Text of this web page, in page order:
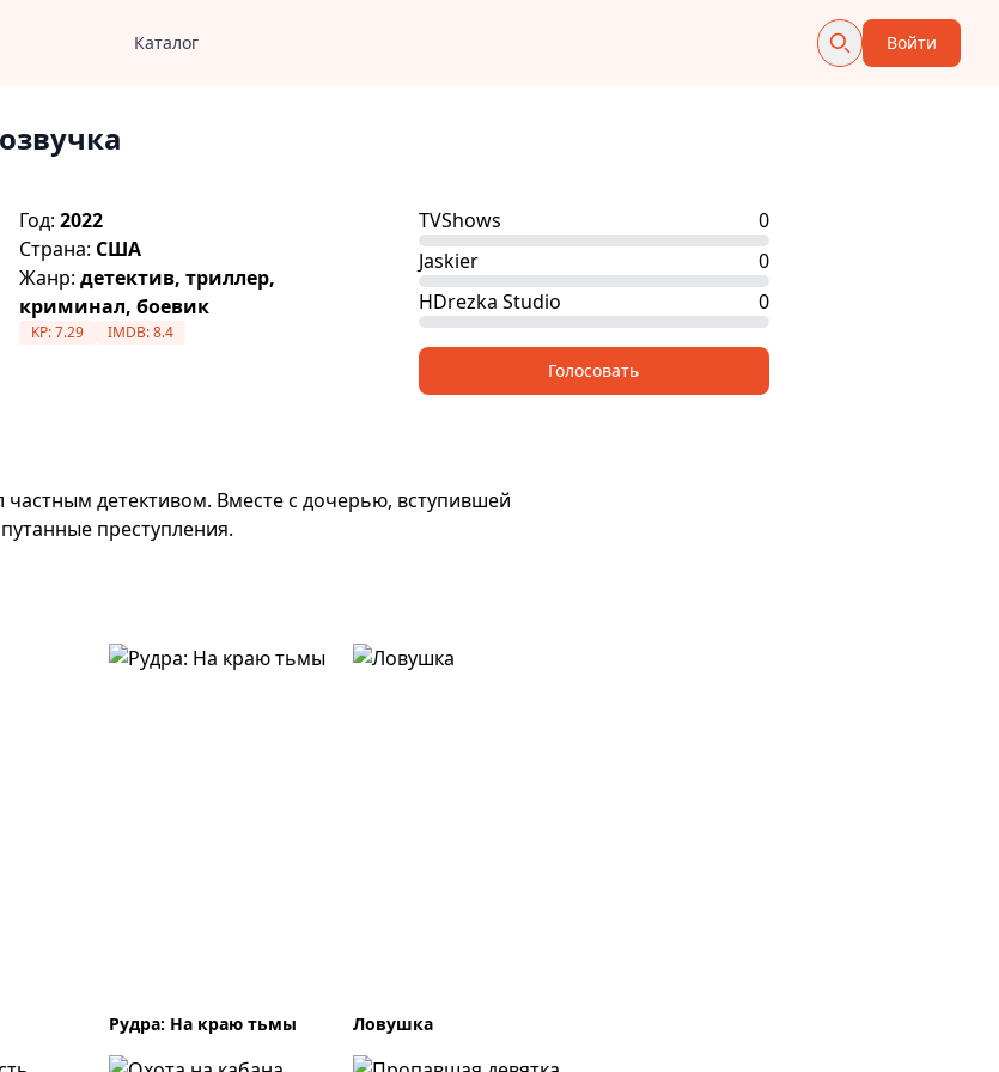
Каталог Войти
Год:2022
Страна: США
Жанр:детектив, триллер,
криминал, боевик
KP:7.29 IMDB:8.4
TVShows
0
Jaskier
0
HDrezka Studio
0
Голосовать
частным детективом. Вместе с дочерью, вступившей
преступления.
Рудра: На краю тьмы Ловушка